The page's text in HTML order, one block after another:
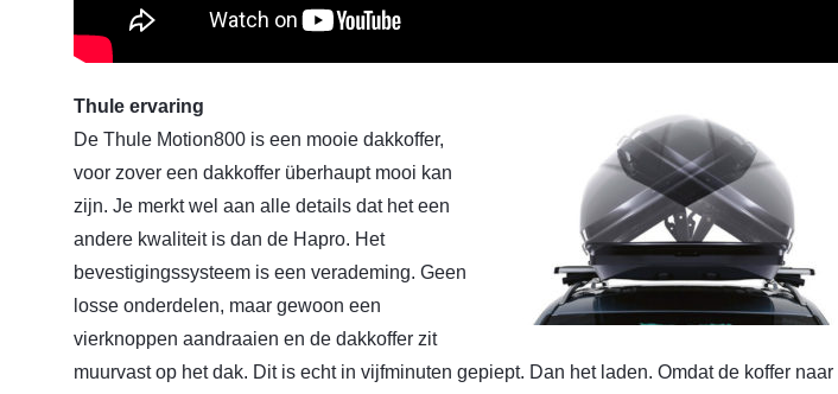
Thule ervaring
De Thule Motion800 is een mooie dakkoffer,
voor zover een dakkoffer überhaupt mooi kan
zijn. Je merkt wel aan alle details dat het een
andere kwaliteit is dan de Hapro. Het
bevestigingssysteem is een verademing. Geen
losse onderdelen, maar gewoon een
vierknoppen aandraaien en de dakkoffer zit
muurvast op het dak. Dit is echt in vijfminuten gepiept. Dan het laden. Omdat de koffer naar